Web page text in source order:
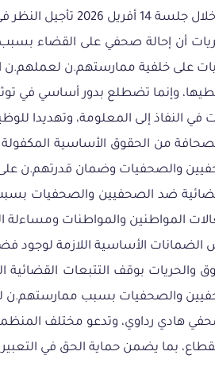
على الملف وإعداد وسائل الدفاع.
أن إحالة صحفي على القضاء بسبب
على خلفية ممارستهم.ن
وإنما تضطلع بدور أساسي في
النفاذ إلى المعلومة، وتهديدا
من الحقوق الأساسية
والصحفيات وضمان قدرتهم.ن على
ضد الصحفيين والصحفيات
المواطنين والمواطنات
الأساسية اللازمة لوجود
بوقف التتبعات القضائية
والصحفيات بسبب ممارستهم.ن
هادي رداوي، وتدعو مختلف
بما يضمن حماية الحق في التعبير